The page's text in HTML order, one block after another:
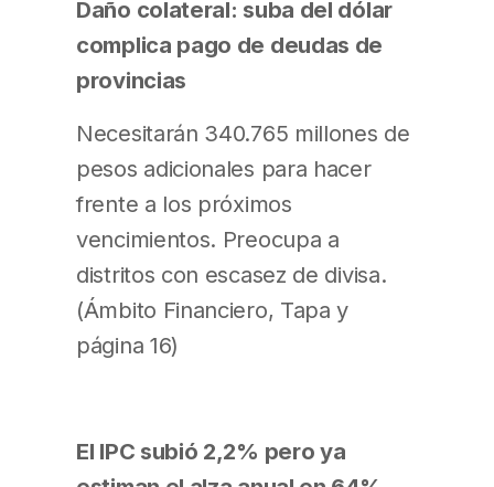
Daño colateral: suba del dólar
complica pago de deudas de
provincias
Necesitarán 340.765 millones de
pesos adicionales para hacer
frente a los próximos
vencimientos. Preocupa a
distritos con escasez de divisa.
(Ámbito Financiero, Tapa y
página 16)
El IPC subió 2,2% pero ya